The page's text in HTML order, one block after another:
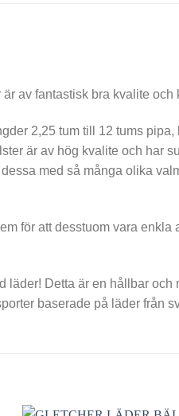
av fantastisk bra kvalite
2,25 tum till 12 tums
är av hög kvalite och har
med så många olika
för att desstuom vara
Detta är en hållbar
baserade på läder från